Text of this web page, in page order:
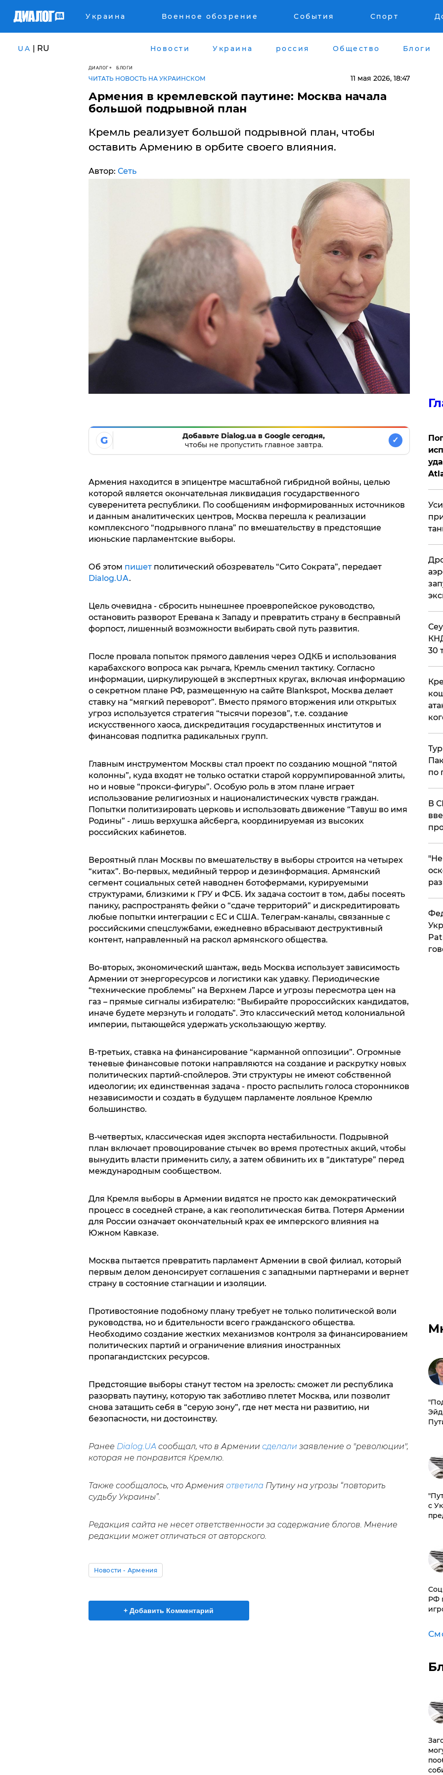
Украина Военное обозрение События Спорт
UA | RU Новости Украина россия Общество Блоги
ДИАЛОГ БЛОГИ
ЧИТАТЬ НОВОСТЬ НА УКРАИНСКОМ 11 мая 2026, 18:47
​Армения в кремлевской паутине: Москва начала
большой подрывной план
Кремль реализует большой подрывной план, чтобы
оставить Армению в орбите своего влияния.
Автор: Сеть
G
Добавьте Dialog.ua в Google сегодня,
чтобы не пропустить главное завтра.
✓
Армения находится в эпицентре масштабной гибридной войны, целью
которой является окончательная ликвидация государственного
суверенитета республики. По сообщениям информированных источников
и данным аналитических центров, Москва перешла к реализации
комплексного “подрывного плана” по вмешательству в предстоящие
июньские парламентские выборы.
Об этом пишетполитический обозреватель “Сито Сократа”, передает
Dialog.UA.
Цель очевидна - сбросить нынешнее проевропейское руководство,
остановить разворот Еревана к Западу и превратить страну в бесправный
форпост, лишенный возможности выбирать свой путь развития.
После провала попыток прямого давления через ОДКБ и использования
карабахского вопроса как рычага, Кремль сменил тактику. Согласно
информации, циркулирующей в экспертных кругах, включая информацию
о секретном плане РФ, размещенную на сайте Blankspot, Москва делает
ставку на “мягкий переворот”. Вместо прямого вторжения или открытых
угроз используется стратегия “тысячи порезов”, т.е. создание
искусственного хаоса, дискредитация государственных институтов и
финансовая подпитка радикальных групп.
Главным инструментом Москвы стал проект по созданию мощной “пятой
колонны”, куда входят не только остатки старой коррумпированной элиты,
но и новые “прокси-фигуры”. Особую роль в этом плане играет
использование религиозных и националистических чувств граждан.
Попытки политизировать церковь и использовать движение “Тавуш во имя
Родины” - лишь верхушка айсберга, координируемая из высоких
российских кабинетов.
Вероятный план Москвы по вмешательству в выборы строится на четырех
“китах”. Во-первых, медийный террор и дезинформация. Армянский
сегмент социальных сетей наводнен ботофермами, курируемыми
структурами, близкими к ГРУ и ФСБ. Их задача состоит в том, дабы посеять
панику, распространять фейки о “сдаче территорий” и дискредитировать
любые попытки интеграции с ЕС и США. Телеграм-каналы, связанные с
российскими спецслужбами, ежедневно вбрасывают деструктивный
контент, направленный на раскол армянского общества.
Во-вторых, экономический шантаж, ведь Москва использует зависимость
Армении от энергоресурсов и логистики как удавку. Периодические
“технические проблемы” на Верхнем Ларсе и угрозы пересмотра цен на
газ – прямые сигналы избирателю: “Выбирайте пророссийских кандидатов,
иначе будете мерзнуть и голодать”. Это классический метод колониальной
империи, пытающейся удержать ускользающую жертву.
В-третьих, ставка на финансирование “карманной оппозиции”. Огромные
теневые финансовые потоки направляются на создание и раскрутку новых
политических партий-спойлеров. Эти структуры не имеют собственной
идеологии; их единственная задача - просто распылить голоса сторонников
независимости и создать в будущем парламенте лояльное Кремлю
большинство.
В-четвертых, классическая идея экспорта нестабильности. Подрывной
план включает провоцирование стычек во время протестных акций, чтобы
вынудить власти применить силу, а затем обвинить их в “диктатуре” перед
международным сообществом.
Для Кремля выборы в Армении видятся не просто как демократический
процесс в соседней стране, а как геополитическая битва. Потеря Армении
для России означает окончательный крах ее имперского влияния на
Южном Кавказе.
Москва пытается превратить парламент Армении в свой филиал, который
первым делом денонсирует соглашения с западными партнерами и вернет
страну в состояние стагнации и изоляции.
Противостояние подобному плану требует не только политической воли
руководства, но и бдительности всего гражданского общества.
Необходимо создание жестких механизмов контроля за финансированием
политических партий и ограничение влияния иностранных
пропагандистских ресурсов.
Предстоящие выборы станут тестом на зрелость: сможет ли республика
разорвать паутину, которую так заботливо плетет Москва, или позволит
снова затащить себя в “серую зону”, где нет места ни развитию, ни
безопасности, ни достоинству.
Ранее Dialog.UA сообщал, что в Армении сделали заявление о "революции",
которая не понравится Кремлю.
Также сообщалось, что Армения ответила Путину на угрозы “повторить
судьбу Украины”.
Редакция сайта не несет ответственности за содержание блогов. Мнение
редакции может отличаться от авторского.
Новости - Армения
+ Добавить Комментарий
30
по
В
с
РФ